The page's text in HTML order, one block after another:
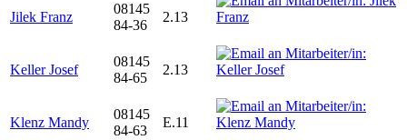
Jilek Franz
08145
84-36
2.13
Keller Josef
08145
84-65
2.13
Klenz Mandy
08145
84-63
E.11